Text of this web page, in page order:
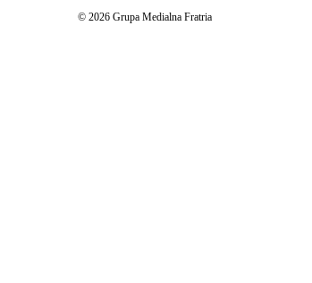
© 2026 Grupa Medialna Fratria